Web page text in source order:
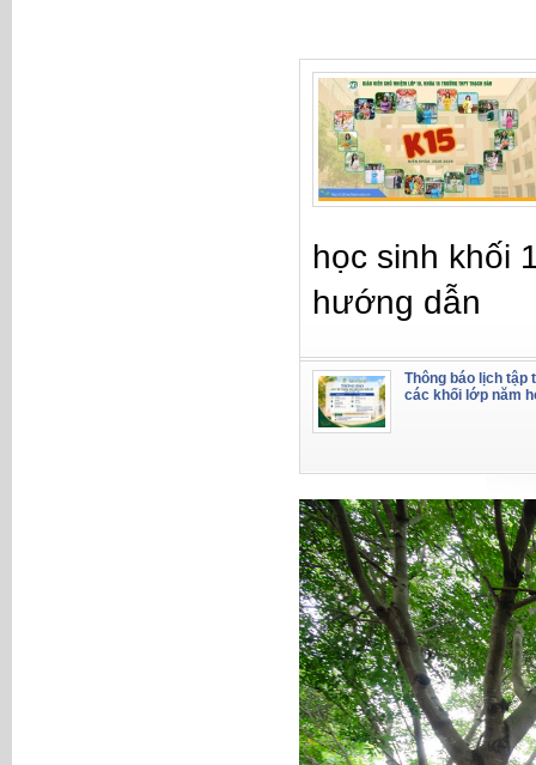
học sinh khối
hướng dẫn
Thông báo lịch tập
các khối lớp năm